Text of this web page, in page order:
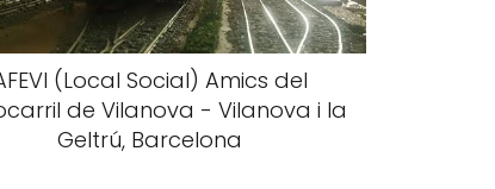
(Local Social) Amics del
de Vilanova - Vilanova i la
Geltrú, Barcelona